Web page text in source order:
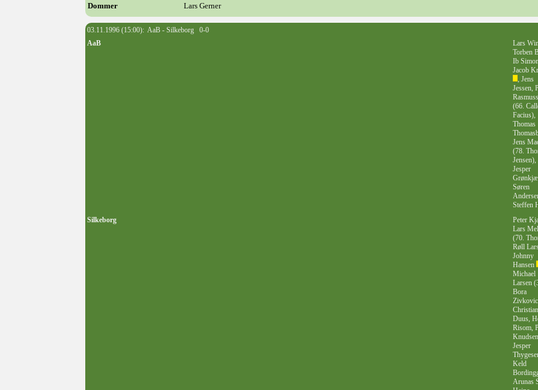
Dommer Lars Gerner
03.11.1996 (15:00): AaB - Silkeborg 0-0
AaB
Lars
Torben
Ib
Jacob
, Jens
Jessen,
(66.
Facius),
Thomas
Jens
(78.
Jensen),
Jesper
Søren
Steffen
Silkeborg
Peter
Lars
(70.
Røll
Johnny
Hansen
Michael
Larsen
Bora
Christian
Duus,
Risom,
Knudsen
Jesper
Keld
Arunas